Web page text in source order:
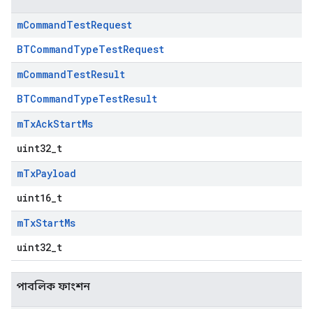
mCommandTestRequest
BTCommandTypeTestRequest
mCommandTestResult
BTCommandTypeTestResult
mTxAckStartMs
uint32_t
mTxPayload
uint16_t
mTxStartMs
uint32_t
পাবলিক ফাংশন